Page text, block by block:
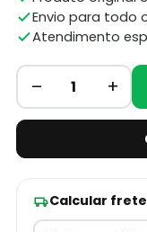
Envio para todo
Atendimento
– 1 +
Calcular